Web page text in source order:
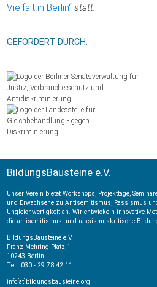
Vielfalt in Berlin“ statt.
GEFÖRDERT DURCH:
BildungsBausteine e.V.
Unser Verein bietet Workshops, Projekttage,
und Erwachsene zu Antisemitismus, Rassismus
Ungleichwertigkeit an. Wir entwickeln innovative
die antisemitismus- und rassismuskritische
BildungsBausteine e.V.
Franz-Mehring-Platz 1
10243 Berlin
Tel.: 030 ‐ 29 78 42 11
info[at]bildungsbausteine.org